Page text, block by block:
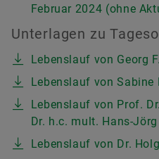
Februar 2024 (ohne
Unterlagen zu
Lebenslauf von Georg
Lebenslauf von Sabine
Lebenslauf von Prof.
Dr. h.c. mult. Hans-
Lebenslauf von Dr.